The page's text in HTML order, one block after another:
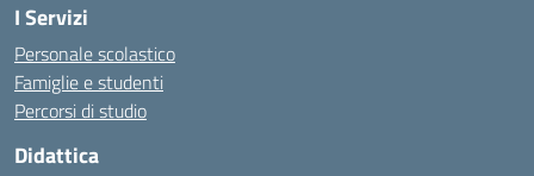
I Servizi
Personale scolastico
Famiglie e studenti
Percorsi di studio
Didattica